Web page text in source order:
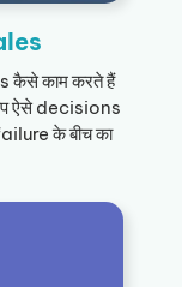
कैसे काम करते हैं
ऐसे decisions
के बीच का